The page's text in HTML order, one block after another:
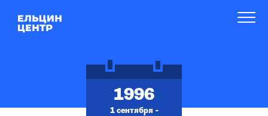
1996
1 сентября -